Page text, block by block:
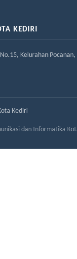
KEDIRI
Kelurahan
Kediri
dan Informatika